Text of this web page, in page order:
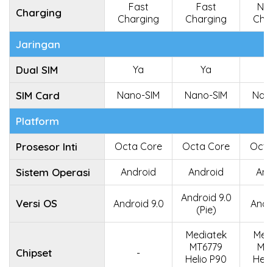
Charging
Fast
Charging
Fast
Charging
Jaringan
Dual SIM
Ya Ya
SIM Card Nano-SIM Nano-SIM
Platform
Prosesor Inti
Octa Core Octa Core
Sistem Operasi Android Android
Versi OS Android 9.0
Android 9.0
(Pie)
Chipset -
Mediatek
MT6779
Helio P90